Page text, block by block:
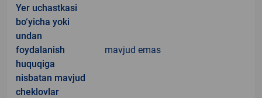
Yer uchastkasi
bo‘yicha yoki
undan
foydalanish
huquqiga
nisbatan mavjud
cheklovlar
mavjud emas